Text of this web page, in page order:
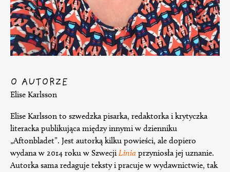
O AUTORZE
Elise Karlsson
Elise Karlsson to szwedzka pisarka, redaktorka i krytyczka
literacka publikująca między innymi w dzienniku
„Aftonbladet”. Jest autorką kilku powieści, ale dopiero
wydana w 2014 roku w SzwecjiLinia przyniosła jej uznanie.
Autorka sama redaguje teksty i pracuje w wydawnictwie, tak